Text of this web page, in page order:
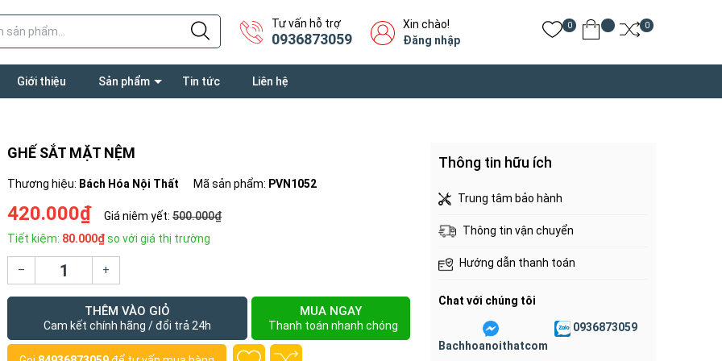
Tư vấn hỗ trợ
0936873059
Xin chào!
Đăng nhập
0 0
Giới thiệu Sản phẩm Tin tức Liên hệ
GHẾ SẮT MẶT NỆM
Thương hiệu: Bách Hóa Nội Thất Mã sản phẩm: PVN1052
420.000₫ Giá niêm yết: 500.000₫
Tiết kiệm: 80.000₫so với giá thị trường
– +
THÊM VÀO GIỎ
Cam kết chính hãng / đổi trả 24h
MUA NGAY
Thanh toán nhanh chóng
Thông tin hữu ích
Trung tâm bảo hành
Thông tin vận chuyển
Hướng dẫn thanh toán
Chat với chúng tôi
Bachhoanoithatcom
0936873059